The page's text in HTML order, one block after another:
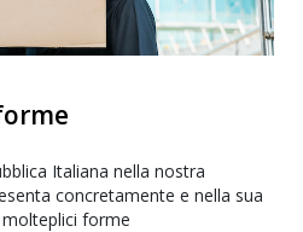
Italiana nella nostra
concretamente e nella sua
forme